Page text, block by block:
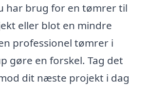
har brug for en tømrer til
eller blot en mindre
professionel tømrer i
gøre en forskel. Tag det
dit næste projekt i dag